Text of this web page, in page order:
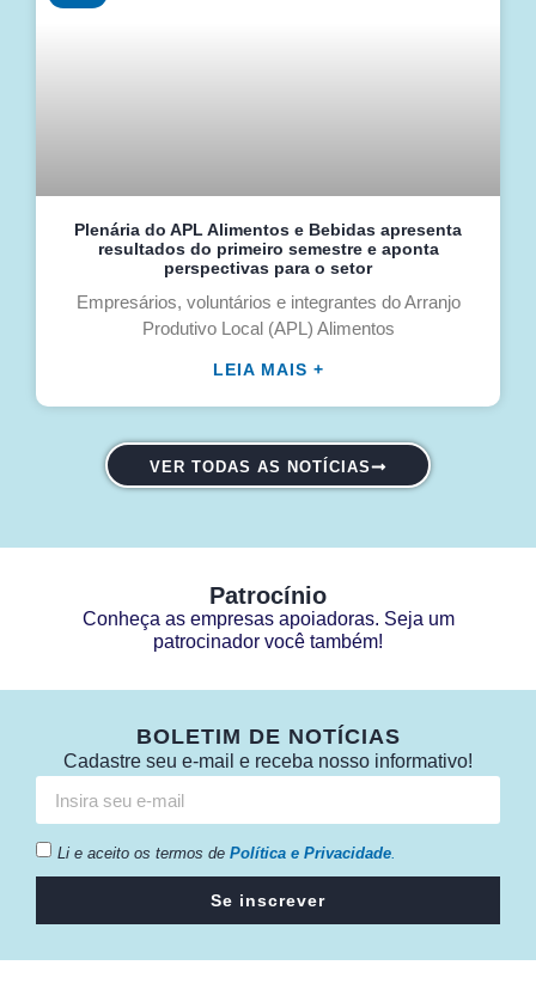
Plenária do APL Alimentos e Bebidas apresenta
resultados do primeiro semestre e aponta
perspectivas para o setor
Empresários, voluntários e integrantes do Arranjo
Produtivo Local (APL) Alimentos
LEIA MAIS +
VER TODAS AS NOTÍCIAS
Patrocínio
Conheça as empresas apoiadoras. Seja um
patrocinador você também!
BOLETIM DE NOTÍCIAS
Cadastre seu e-mail e receba nosso informativo!
Li e aceito os termos de Política e Privacidade.
Se inscrever